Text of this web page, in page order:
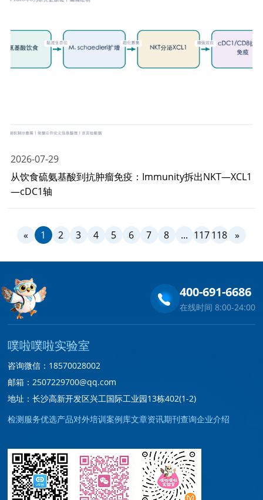
2026-07-29
从饮食硫氨基酸到抗肿瘤免疫：Immunity拆出NKT—XCL1
—cDC1轴
« 1 2 3 4 5 6 7 8 ... 117118 »
400-691-6686
在线时间 8:00-24:00
噗啦噗啦实验室
咨询微信：18570028002
邮箱：2507229700@qq.com
地址：长沙高新开发区兴工国际工业园13栋402(1-2)
检测服务优选产品对外培训案例库文章资讯期刊查询企业介绍